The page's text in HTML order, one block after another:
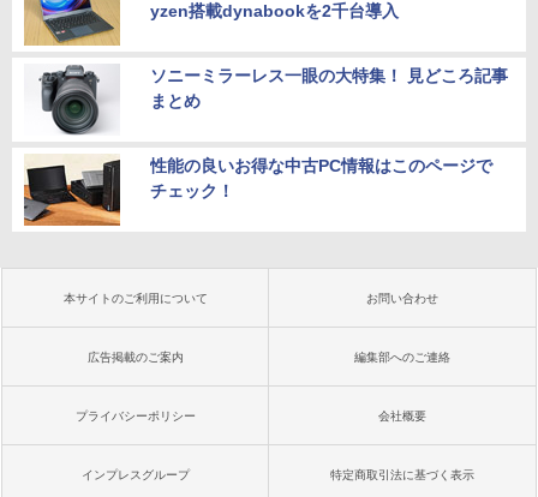
yzen搭載dynabookを2千台導入
ソニーミラーレス一眼の大特集！ 見どころ記事
まとめ
性能の良いお得な中古PC情報はこのページで
チェック！
本サイトのご利用について お問い合わせ
広告掲載のご案内 編集部へのご連絡
プライバシーポリシー 会社概要
インプレスグループ 特定商取引法に基づく表示